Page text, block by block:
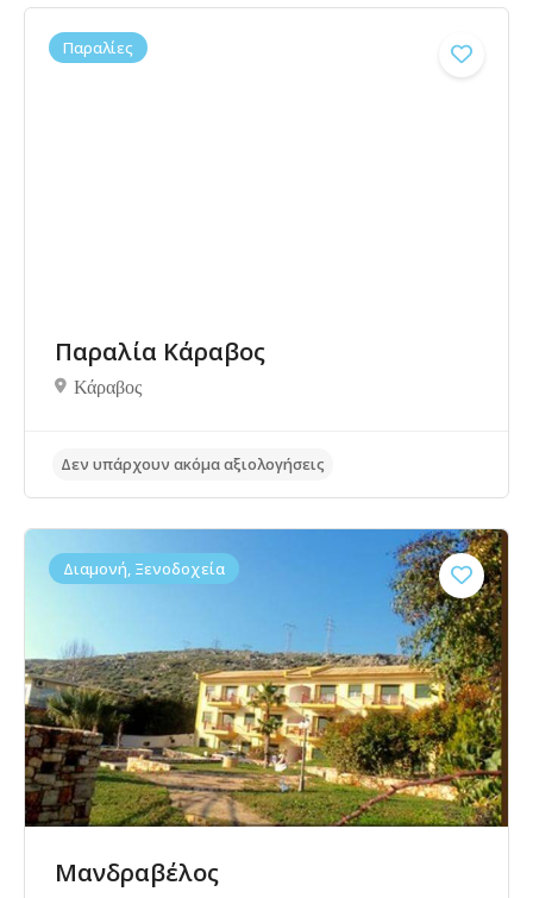
Δεν υπάρχουν ακόμα αξιολογήσεις
Παραλίες
Παραλία Κάραβος
Κάραβος
Διαμονή, Ξενοδοχεία
Μανδραβέλος